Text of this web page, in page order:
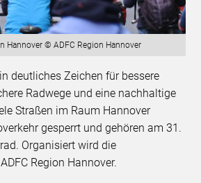
Hannover © ADFC Region Hannover
deutliches Zeichen für bessere
Radwege und eine nachhaltige
Straßen im Raum Hannover
gesperrt und gehören am 31.
Organisiert wird die
Region Hannover.